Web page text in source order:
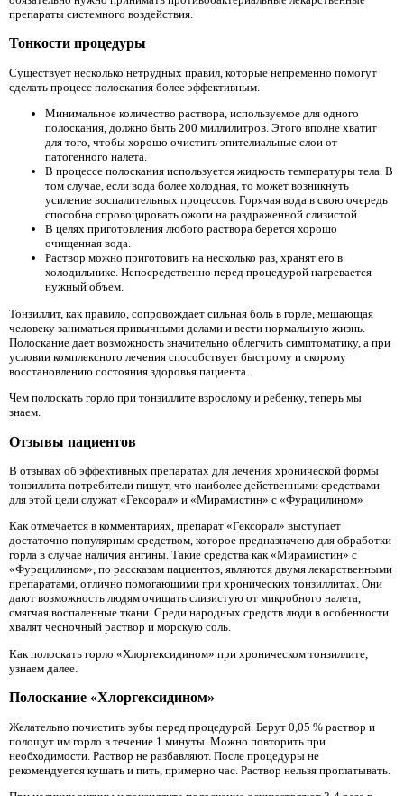
препараты системного воздействия.
Тонкости процедуры
Существует несколько нетрудных правил, которые непременно помогут
сделать процесс полоскания более эффективным.
Минимальное количество раствора, используемое для одного
полоскания, должно быть 200 миллилитров. Этого вполне хватит
для того, чтобы хорошо очистить эпителиальные слои от
патогенного налета.
В процессе полоскания используется жидкость температуры тела. В
том случае, если вода более холодная, то может возникнуть
усиление воспалительных процессов. Горячая вода в свою очередь
способна спровоцировать ожоги на раздраженной слизистой.
В целях приготовления любого раствора берется хорошо
очищенная вода.
Раствор можно приготовить на несколько раз, хранят его в
холодильнике. Непосредственно перед процедурой нагревается
нужный объем.
Тонзиллит, как правило, сопровождает сильная боль в горле, мешающая
человеку заниматься привычными делами и вести нормальную жизнь.
Полоскание дает возможность значительно облегчить симптоматику, а при
условии комплексного лечения способствует быстрому и скорому
восстановлению состояния здоровья пациента.
Чем полоскать горло при тонзиллите взрослому и ребенку, теперь мы
знаем.
Отзывы пациентов
В отзывах об эффективных препаратах для лечения хронической формы
тонзиллита потребители пишут, что наиболее действенными средствами
для этой цели служат «Гексорал» и «Мирамистин» с «Фурацилином»
Как отмечается в комментариях, препарат «Гексорал» выступает
достаточно популярным средством, которое предназначено для обработки
горла в случае наличия ангины. Такие средства как «Мирамистин» с
«Фурацилином», по рассказам пациентов, являются двумя лекарственными
препаратами, отлично помогающими при хронических тонзиллитах. Они
дают возможность людям очищать слизистую от микробного налета,
смягчая воспаленные ткани. Среди народных средств люди в особенности
хвалят чесночный раствор и морскую соль.
Как полоскать горло «Хлоргексидином» при хроническом тонзиллите,
узнаем далее.
Полоскание «Хлоргексидином»
Желательно почистить зубы перед процедурой. Берут 0,05 % раствор и
полощут им горло в течение 1 минуты. Можно повторить при
необходимости. Раствор не разбавляют. После процедуры не
рекомендуется кушать и пить, примерно час. Раствор нельзя проглатывать.